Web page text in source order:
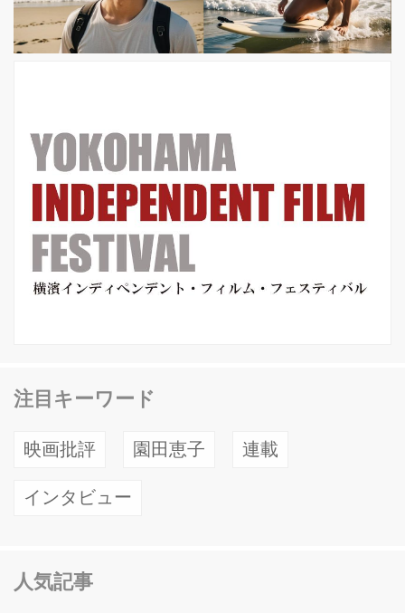
今年10月に突然死去したキム・ジュヒ
ョクと対峙する姿が。 そしてヒョンビ
注目キーワード
映画批評 園田恵子 連載
インタビュー
人気記事